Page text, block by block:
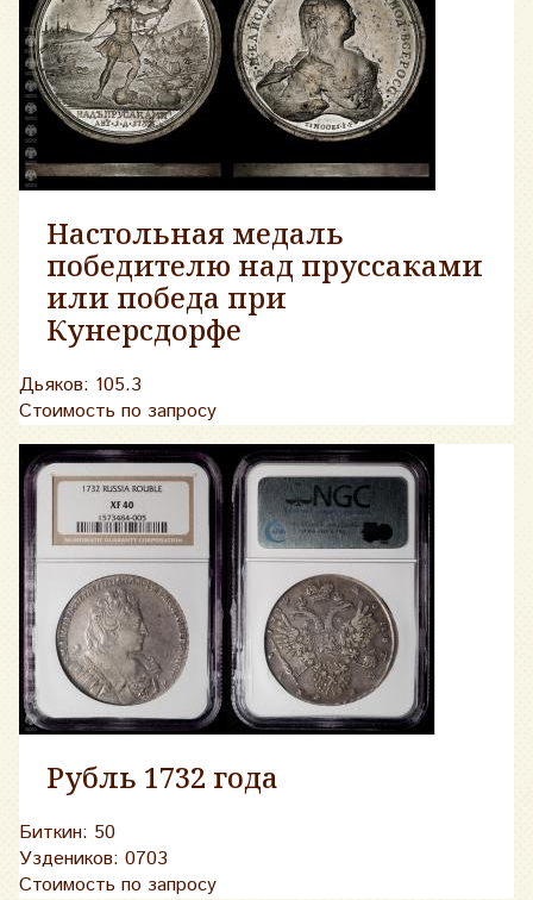
Настольная медаль
победителю над пруccаками
или победа при
Кунерсдорфе
Дьяков: 105.3
Стоимость по запросу
Рубль 1732 года
Биткин: 50
Уздеников: 0703
Стоимость по запросу